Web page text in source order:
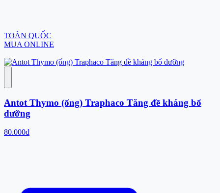
TOÀN QUỐC
MUA ONLINE
Antot Thymo (ống) Traphaco Tăng đề kháng bổ
dưỡng
80.000đ